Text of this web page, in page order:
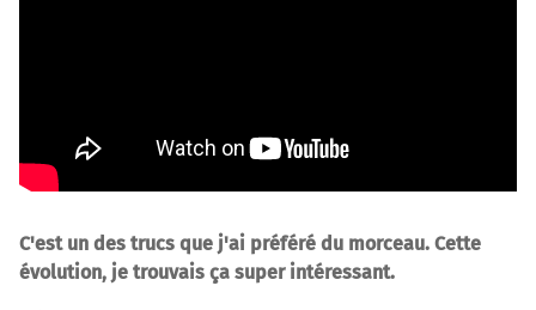
C'est un des trucs que j'ai préféré du morceau. Cette
évolution, je trouvais ça super intéressant.